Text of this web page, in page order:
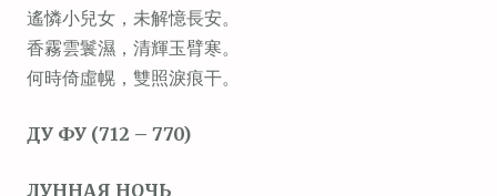
遙憐小兒女，未解憶長安。
香霧雲鬟濕，清輝玉臂寒。
何時倚虛幌，雙照淚痕干。
ДУ ФУ (712 – 770)
ЛУННАЯ НОЧЬ